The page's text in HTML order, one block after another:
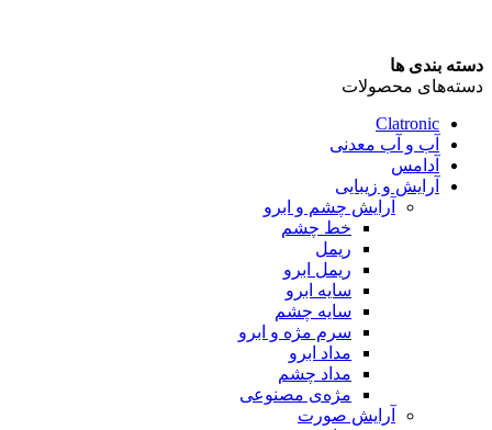
دسته بندی ها
دسته‌های محصولات
Clatronic
آب و آب معدنی
آدامس
آرایش و زیبایی
آرایش چشم و ابرو
خط چشم
ریمل
ریمل ابرو
سایه ابرو
سایه چشم
سرم مژه و ابرو
مداد ابرو
مداد چشم
مژه‌‌ی مصنوعی
آرایش صورت